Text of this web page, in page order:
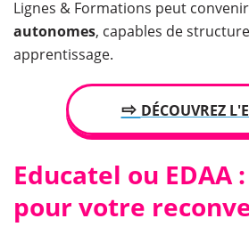
Lignes & Formations peut
autonomes, capables de
apprentissage.
⇨ DÉCOUVREZ
Educatel ou EDAA
pour votre